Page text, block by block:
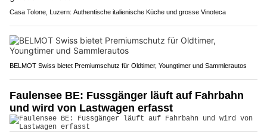
Casa Tolone, Luzern: Authentische italienische Küche und grosse Vinoteca
BELMOT Swiss bietet Premiumschutz für Oldtimer, Youngtimer und Sammlerautos
Faulensee BE: Fussgänger läuft auf Fahrbahn
und wird von Lastwagen erfasst